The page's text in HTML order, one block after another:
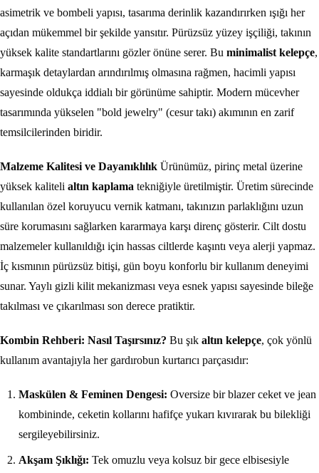
asimetrik ve bombeli yapısı, tasarıma derinlik kazandırırken ışığı her
açıdan mükemmel bir şekilde yansıtır. Pürüzsüz yüzey işçiliği, takının
yüksek kalite standartlarını gözler önüne serer. Bu minimalist kelepçe,
karmaşık detaylardan arındırılmış olmasına rağmen, hacimli yapısı
sayesinde oldukça iddialı bir görünüme sahiptir. Modern mücevher
tasarımında yükselen "bold jewelry" (cesur takı) akımının en zarif
temsilcilerinden biridir.
Malzeme Kalitesi ve Dayanıklılık Ürünümüz, pirinç metal üzerine
yüksek kaliteli altın kaplama tekniğiyle üretilmiştir. Üretim sürecinde
kullanılan özel koruyucu vernik katmanı, takınızın parlaklığını uzun
süre korumasını sağlarken kararmaya karşı direnç gösterir. Cilt dostu
malzemeler kullanıldığı için hassas ciltlerde kaşıntı veya alerji yapmaz.
İç kısmının pürüzsüz bitişi, gün boyu konforlu bir kullanım deneyimi
sunar. Yaylı gizli kilit mekanizması veya esnek yapısı sayesinde bileğe
takılması ve çıkarılması son derece pratiktir.
Kombin Rehberi: Nasıl Taşırsınız? Bu şık altın kelepçe, çok yönlü
kullanım avantajıyla her gardırobun kurtarıcı parçasıdır:
Maskülen & Feminen Dengesi: Oversize bir blazer ceket ve jean
kombininde, ceketin kollarını hafifçe yukarı kıvırarak bu bilekliği
sergileyebilirsiniz.
Akşam Şıklığı: Tek omuzlu veya kolsuz bir gece elbisesiyle